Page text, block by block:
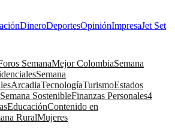
DineroDeportesOpiniónImpresaJet Set
SemanaMejor ColombiaSemana
Semana
ArcadiaTecnologíaTurismoEstados
Semana SostenibleFinanzas Personales4
EducaciónContenido en
RuralMujeres